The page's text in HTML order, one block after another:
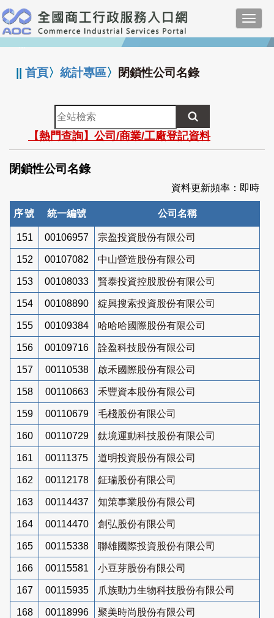
跳
到
主
要
:::
||首頁〉統計專區〉 閉鎖性公司名錄
全
站
檢
索
【熱門查詢】公司/商業/工廠登記資料
閉鎖性公司名錄
資料更新頻率：即時
序號 統一編號 公司名稱
151 00106957 宗盈投資股份有限公司
152 00107082 中山營造股份有限公司
153 00108033 賢泰投資控股股份有限公司
154 00108890 綻興搜索投資股份有限公司
155 00109384 哈哈哈國際股份有限公司
156 00109716 詮盈科技股份有限公司
157 00110538 啟禾國際股份有限公司
158 00110663 禾豐資本股份有限公司
159 00110679 毛棧股份有限公司
160 00110729 鈦境運動科技股份有限公司
161 00111375 道明投資股份有限公司
162 00112178 鉦瑞股份有限公司
163 00114437 知策事業股份有限公司
164 00114470 創弘股份有限公司
165 00115338 聯雄國際投資股份有限公司
166 00115581 小豆芽股份有限公司
167 00115935 爪族動力生物科技股份有限公司
168 00118996 聚美時尚股份有限公司